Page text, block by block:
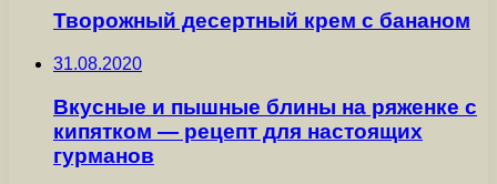
Творожный десертный крем с бананом
31.08.2020
Вкусные и пышные блины на ряженке с
кипятком — рецепт для настоящих
гурманов